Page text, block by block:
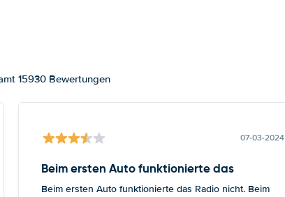
15930 Bewertungen
07-03-2024
Beim ersten Auto funktionierte das
Beim ersten Auto funktionierte das Radio nicht. Beim